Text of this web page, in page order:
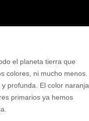
el planeta tierra que
colores, ni mucho menos.
profunda. El color naranja
primarios ya hemos